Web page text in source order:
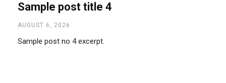
Sample post title 4
AUGUST 6, 2026
Sample post no 4 excerpt.